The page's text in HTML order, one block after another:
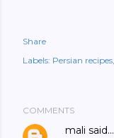
Share
Labels: Persian recipes
COMMENTS
mali said…